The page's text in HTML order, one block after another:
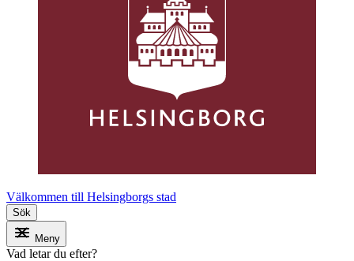
Välkommen till Helsingborgs stad
Sök
Meny
Vad letar du efter?